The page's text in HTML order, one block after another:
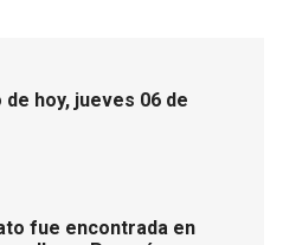
hoy, jueves 06 de
fue encontrada en